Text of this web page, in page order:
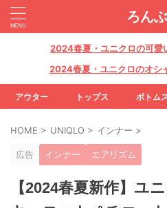
ろん
2024春夏・ユニクロの可愛
2024春夏・ユニクロのオシ
アウター トップス ボトム
HOME > UNIQLO > インナー >
広告 インナー エアリズム
【2024春夏新作】ユ